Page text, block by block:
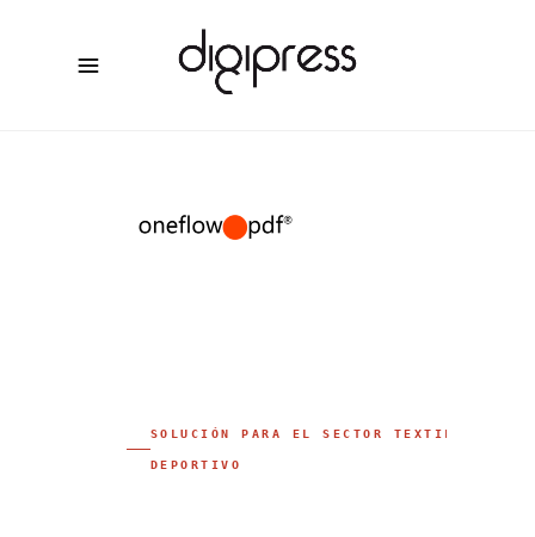
SOLUCIÓN PARA EL SECTOR TEXTIL
DEPORTIVO